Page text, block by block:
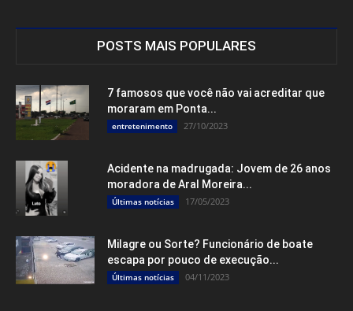
POSTS MAIS POPULARES
7 famosos que você não vai acreditar que
moraram em Ponta...
entretenimento 27/10/2023
Acidente na madrugada: Jovem de 26 anos
moradora de Aral Moreira...
Últimas notícias 17/05/2023
Milagre ou Sorte? Funcionário de boate
escapa por pouco de execução...
Últimas notícias 04/11/2023